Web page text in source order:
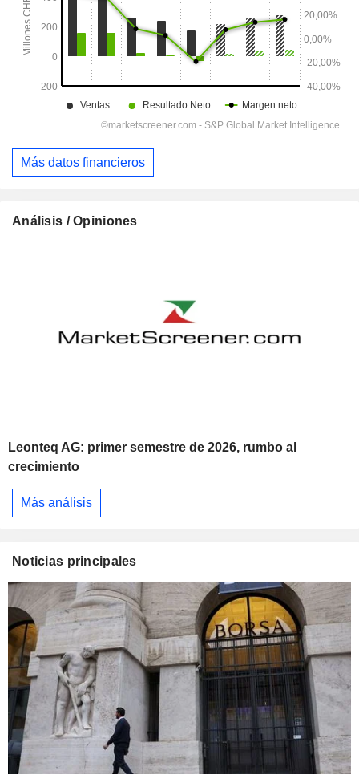
Más datos financieros
Análisis / Opiniones
Leonteq AG: primer semestre de 2026, rumbo al
crecimiento
Más análisis
Noticias principales